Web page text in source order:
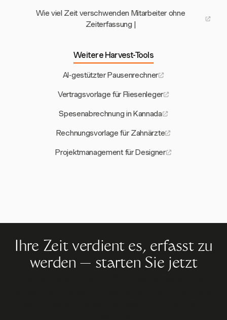
Wie viel Zeit verschwenden Mitarbeiter ohne
Zeiterfassung |
Weitere Harvest-Tools
AI-gestützter Pausenrechner
Vertragsvorlage für Fliesenleger
Spesenabrechnung in Kannada
Rechnungsvorlage für Zahnärzte
Projektmanagement für Designer
Ihre Zeit verdient es, erfasst zu
werden — starten Sie jetzt